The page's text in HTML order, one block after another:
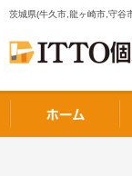
茨城県(牛久市,龍ヶ崎市,守谷